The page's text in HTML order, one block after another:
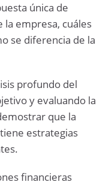
única de
la empresa, cuáles
se diferencia de la
profundo del
y evaluando la
que la
estrategias
financieras